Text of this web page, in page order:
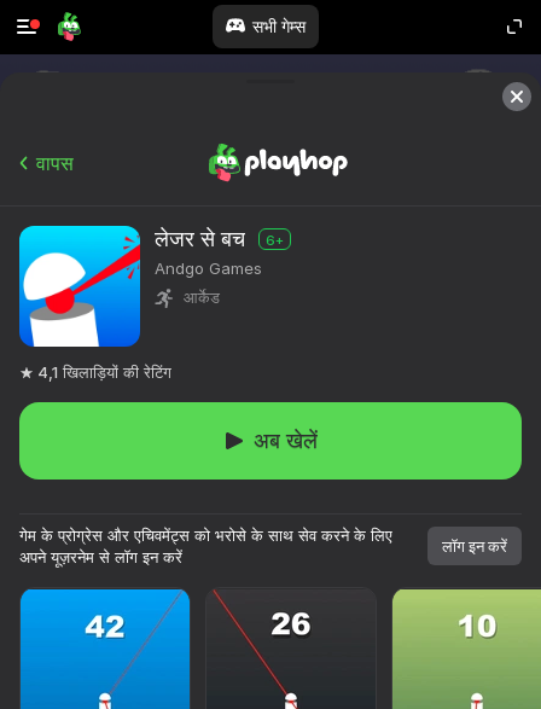
सभी गेम्स
वापस
लेजर से बच 6+
Andgo Games
आर्केड
4,1 खिलाड़ियों की रेटिंग
अब खेलें
गेम के प्रोग्रेस और एचिवमेंट्स को भरोसे के साथ सेव करने के लिए
अपने यूज़रनेम से लॉग इन करें
लॉग इन करें